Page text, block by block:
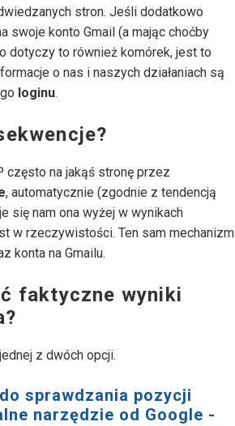
stron. Jeśli dodatkowo
swoje konto Gmail (a mając choćby
dotyczy to również komórek, jest to
o nas i naszych działaniach są
loginu.
często na jakąś stronę przez
, automatycznie (zgodnie z tendencją
się nam ona wyżej w wynikach
w rzeczywistości. Ten sam mechanizm
konta na Gmailu.
faktyczne wyniki
z dwóch opcji.
sprawdzania pozycji
narzędzie od Google -